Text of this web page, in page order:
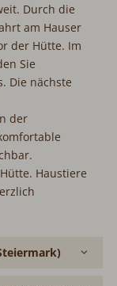
Durch die
am Hauser
der Hütte. Im
Sie
Die nächste
der
Haustiere